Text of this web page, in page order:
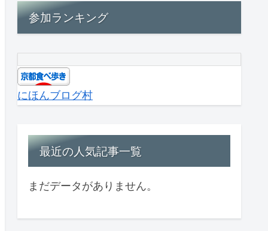
参加ランキング
にほんブログ村
最近の人気記事一覧
まだデータがありません。